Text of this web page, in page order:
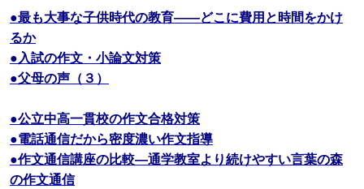
●最も大事な子供時代の教育――どこに費用と時間をかけ
るか
●入試の作文・小論文対策
●父母の声（３）
●公立中高一貫校の作文合格対策
●電話通信だから密度濃い作文指導
●作文通信講座の比較―通学教室より続けやすい言葉の森
の作文通信